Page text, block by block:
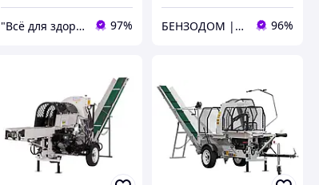
"Всё для здоровья" Интернет-магазин 97% БЕНЗОДОМ | садовая техника и электроинструмент 96%